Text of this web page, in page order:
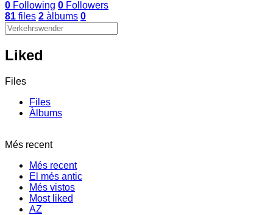
0 Following 0 Followers
81 files 2 àlbums 0
Liked
Files
Files
Àlbums
Més recent
Més recent
El més antic
Més vistos
Most liked
AZ